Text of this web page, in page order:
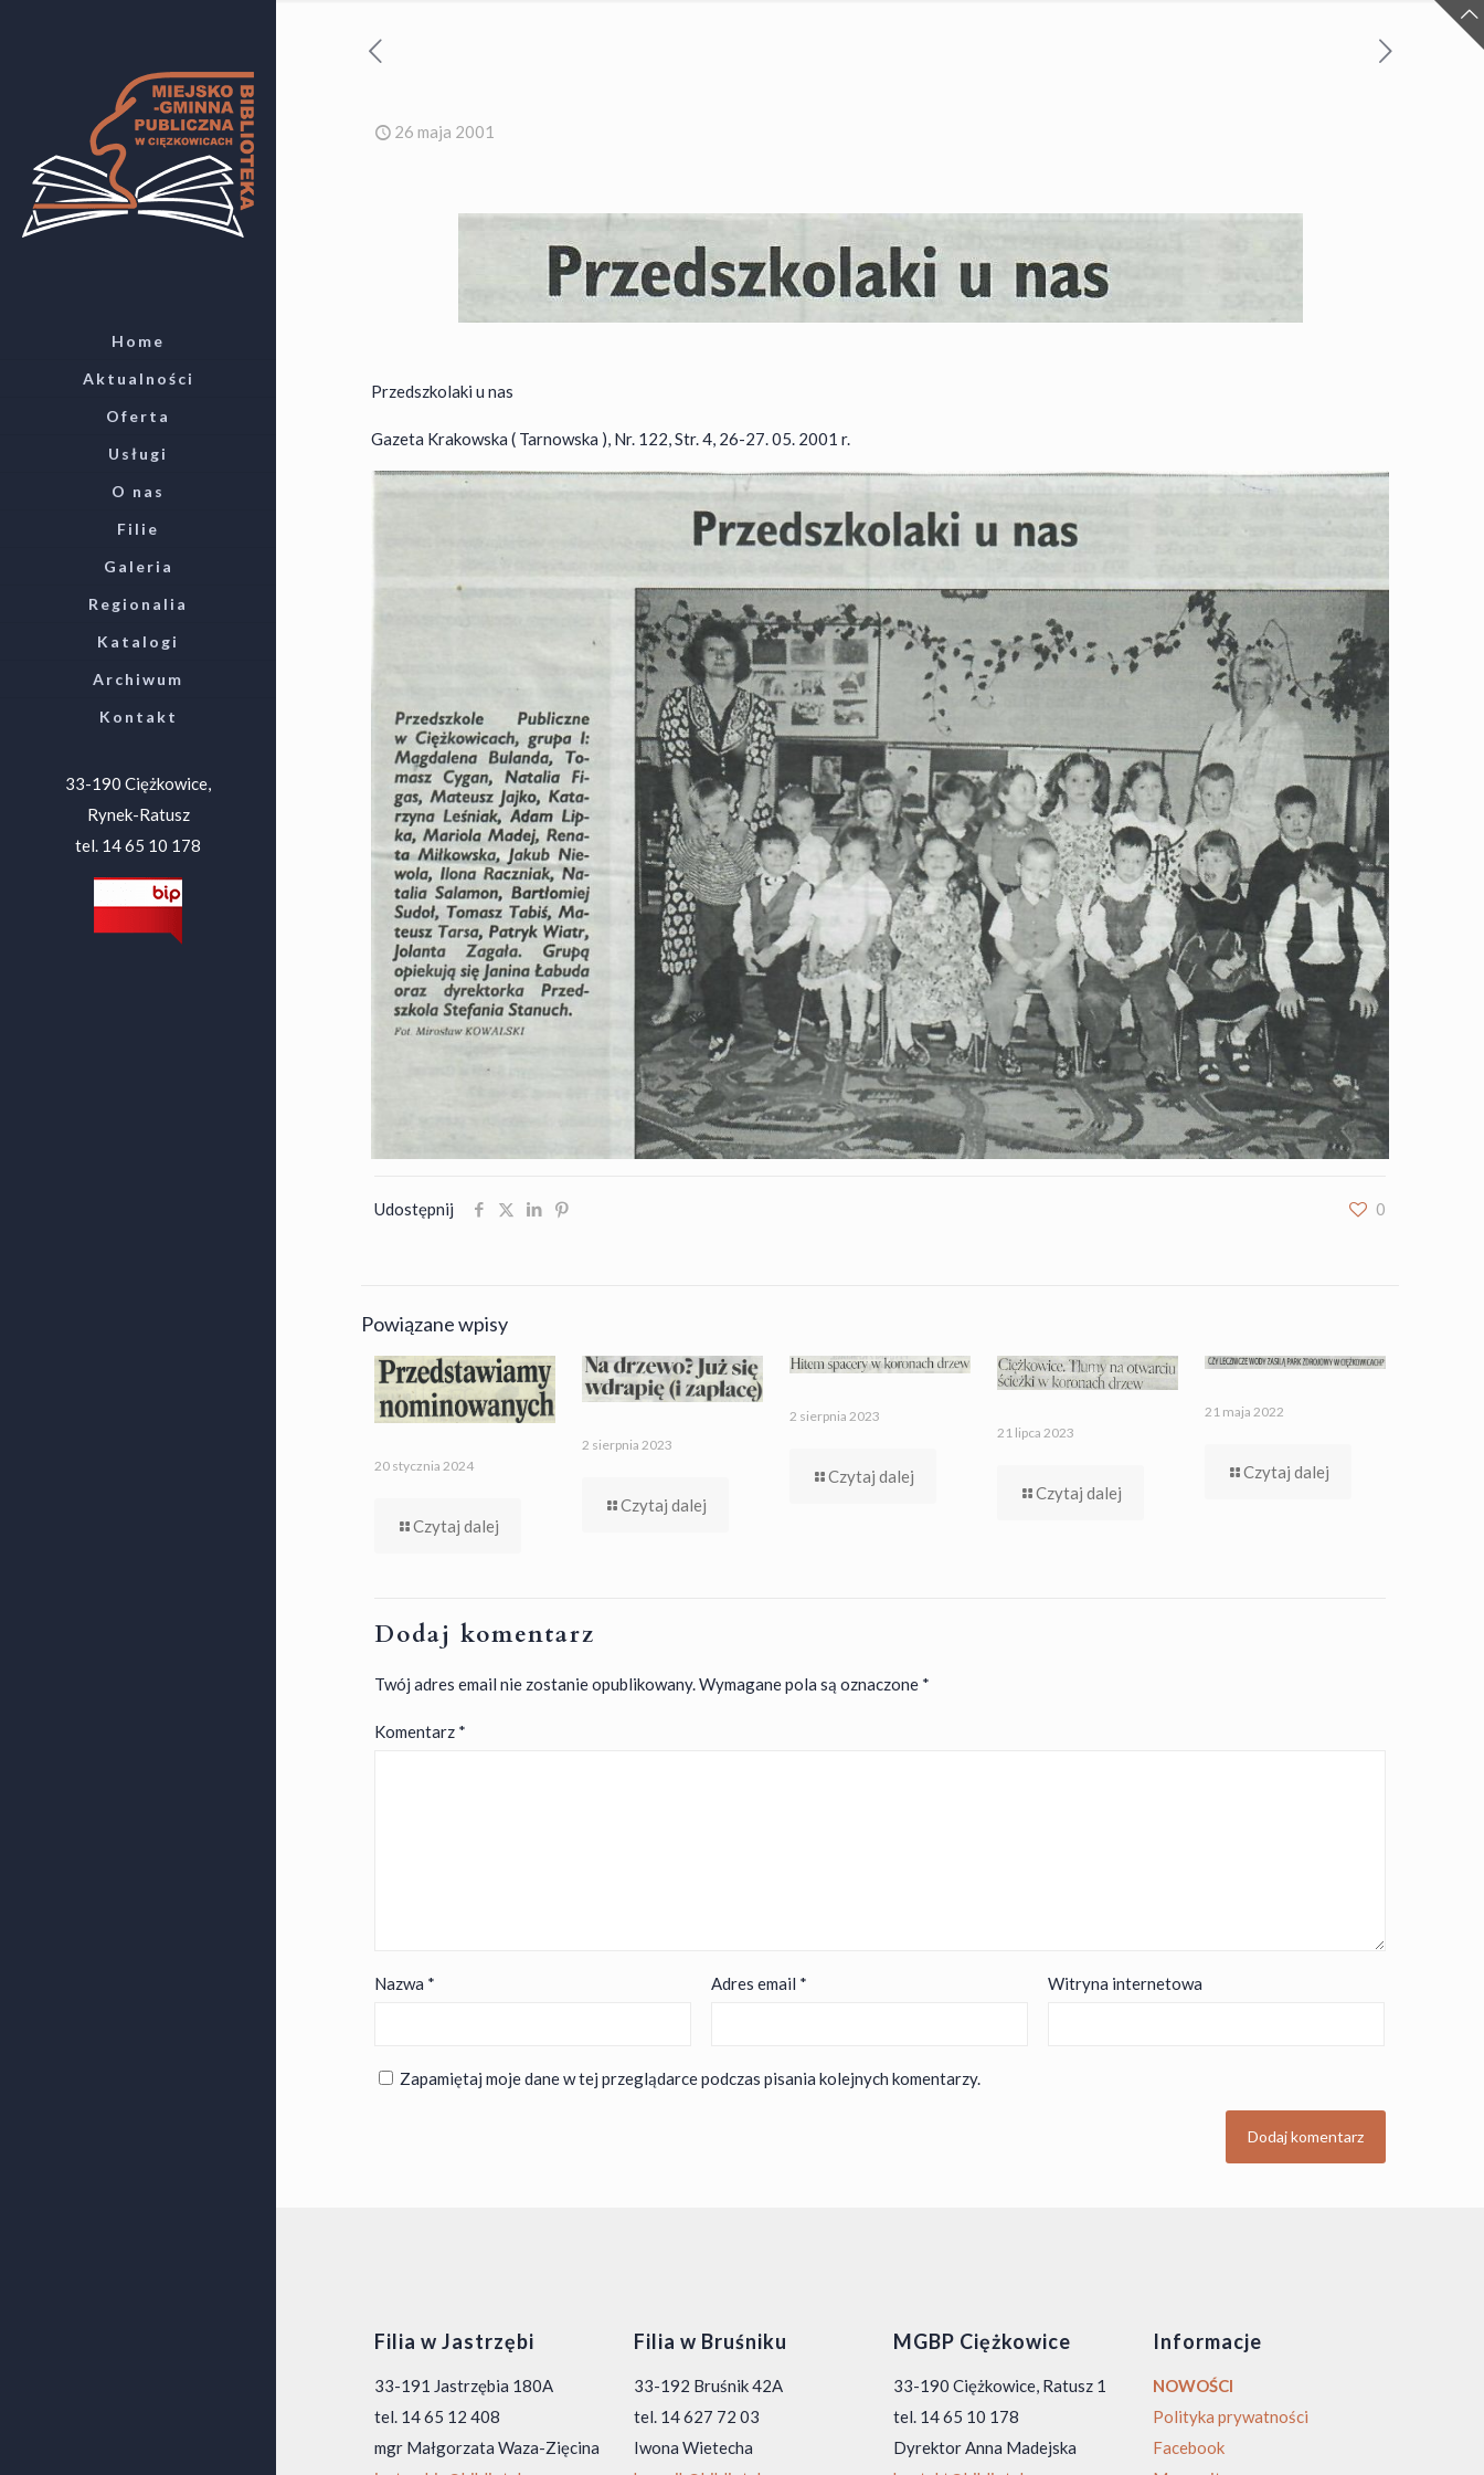
Home
Aktualności
Oferta
Usługi
O nas
Filie
Galeria
Regionalia
Katalogi
Archiwum
Kontakt
33-190 Ciężkowice,
Rynek-Ratusz
tel. 14 65 10 178
26 maja 2001
Przedszkolaki u nas
Gazeta Krakowska ( Tarnowska ), Nr. 122, Str. 4, 26-27. 05. 2001 r.
Udostępnij 0
Powiązane wpisy
20 stycznia 2024
Czytaj dalej
2 sierpnia 2023
Czytaj dalej
2 sierpnia 2023
Czytaj dalej
21 lipca 2023
Czytaj dalej
21 maja 2022
Czytaj dalej
Dodaj komentarz
Twój adres email nie zostanie opublikowany.Wymagane pola są oznaczone *
Komentarz *
Nazwa * Adres email * Witryna internetowa
Zapamiętaj moje dane w tej przeglądarce podczas pisania kolejnych komentarzy.
Filia w Jastrzębi
33-191 Jastrzębia 180A
tel. 14 65 12 408
mgr Małgorzata Waza-Zięcina
Filia w Bruśniku
33-192 Bruśnik 42A
tel. 14 627 72 03
Iwona Wietecha
MGBP Ciężkowice
33-190 Ciężkowice, Ratusz 1
tel. 14 65 10 178
Dyrektor Anna Madejska
Informacje
NOWOŚCI
Polityka prywatności
Facebook